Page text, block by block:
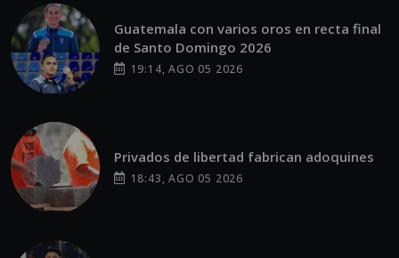
Guatemala con varios oros en recta final
de Santo Domingo 2026
19:14, AGO 05 2026
Privados de libertad fabrican adoquines
18:43, AGO 05 2026